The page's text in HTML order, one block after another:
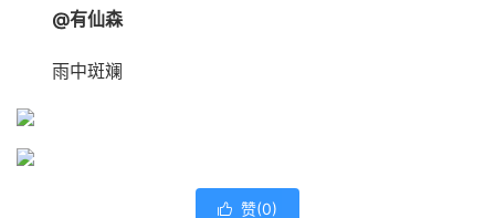
@有仙森
雨中斑斓
 赞(0)